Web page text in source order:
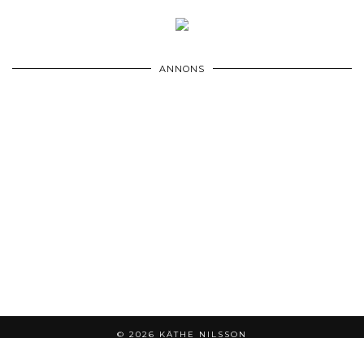
ANNONS
© 2026 KÄTHE NILSSON